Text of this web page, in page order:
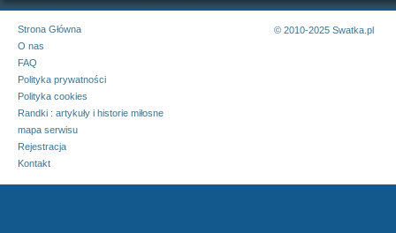
Strona Główna
O nas
FAQ
Polityka prywatności
Polityka cookies
Randki : artykuły i historie miłosne
mapa serwisu
Rejestracja
Kontakt
© 2010-2025 Swatka.pl